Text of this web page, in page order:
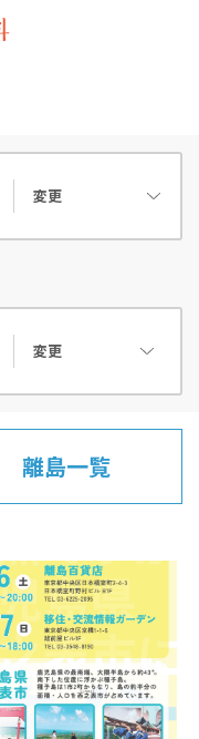
変更
変更
離島一覧